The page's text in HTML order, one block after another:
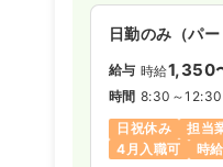
日勤のみ（パー
給与 時給1,350
時間 8:30～12:30
日祝休み
担当
4月入職可
時